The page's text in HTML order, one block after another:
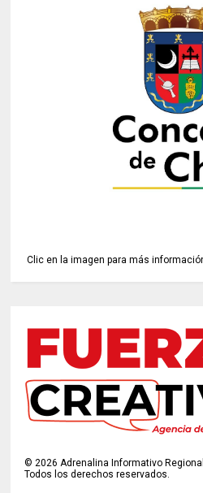
Clic en la imagen para más
©2026 Adrenalina Informativo Regional
Todos los derechos reservados.